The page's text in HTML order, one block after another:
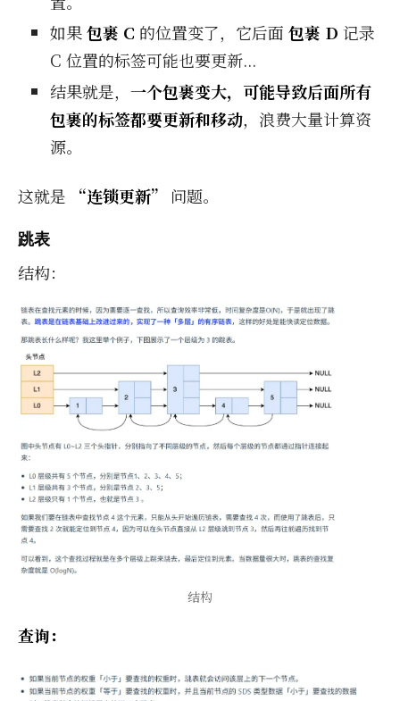
如果包裹 C 的位置变了，它后面 包裹 D 记录
C 位置的标签可能也要更新...
结果就是， 一个包裹变大，可能导致后面所有
包裹的标签都要更新和移动，浪费大量计算资
源。
这就是 “连锁更新” 问题。
跳表
结构：
结构
查询：